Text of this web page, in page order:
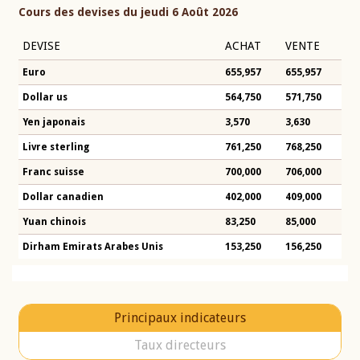
Cours des devises du jeudi 6 Août 2026
DEVISE ACHAT VENTE
Euro 655,957 655,957
Dollar us 564,750 571,750
Yen japonais 3,570 3,630
Livre sterling 761,250 768,250
Franc suisse 700,000 706,000
Dollar canadien 402,000 409,000
Yuan chinois 83,250 85,000
Dirham Emirats Arabes Unis 153,250 156,250
Principaux indicateurs
Taux directeurs